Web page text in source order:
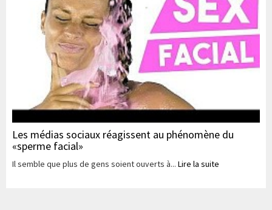
Les médias sociaux réagissent au phénomène du
«sperme facial»
Il semble que plus de gens soient ouverts à... Lire la suite